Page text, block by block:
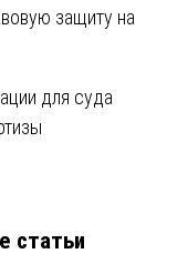
защиту на
для суда
статьи